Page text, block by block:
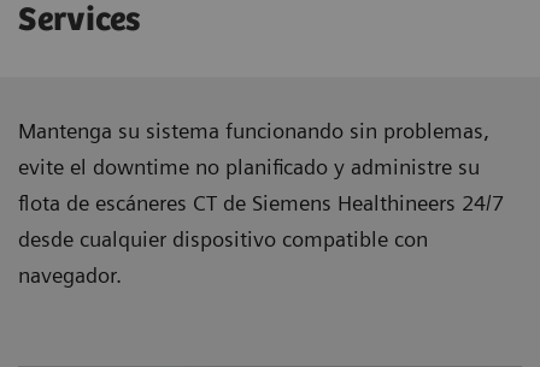
Services
Mantenga su sistema funcionando sin problemas,
evite el downtime no planificado y administre su
flota de escáneres CT de Siemens Healthineers 24/7
desde cualquier dispositivo compatible con
navegador.